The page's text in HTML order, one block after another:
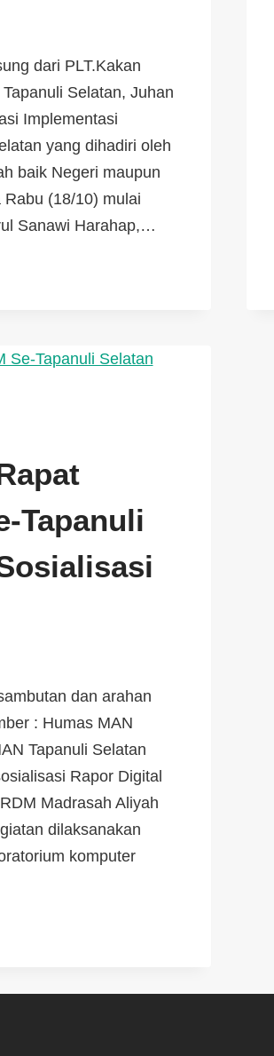
dari PLT.Kakan
Selatan, Juhan
Implementasi
yang dihadiri oleh
baik Negeri maupun
(18/10) mulai
Sanawi Harahap,…
Tapanuli
dan arahan
: Humas MAN
Tapanuli Selatan
Rapor Digital
Madrasah Aliyah
dilaksanakan
komputer